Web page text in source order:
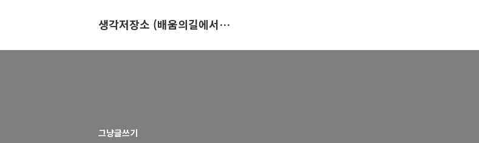
생각저장소 (배움의길에서 만나는 이야기)
그냥글쓰기